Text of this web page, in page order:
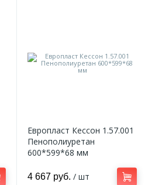
Европласт Кессон 1.57.001
Пенополиуретан
600*599*68 мм
4 667 руб. / шт